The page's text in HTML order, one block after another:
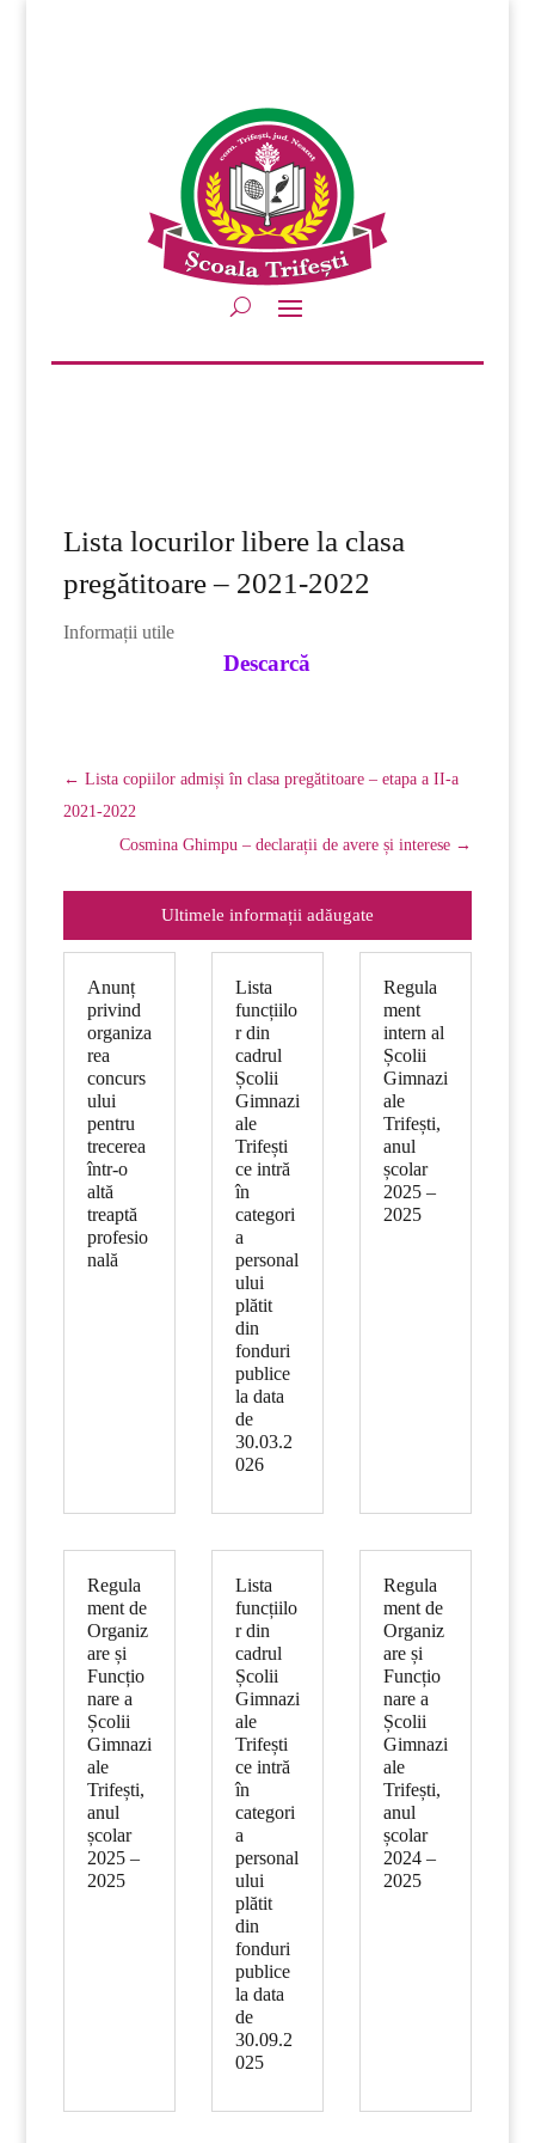
Lista locurilor libere la clasa
pregătitoare – 2021-2022
Informații utile
Descarcă
← Lista copiilor admiși în clasa pregătitoare – etapa a II-a
2021-2022
Cosmina Ghimpu – declarații de avere și interese →
Ultimele informații adăugate
Anunț
privind
organiza
rea
concurs
ului
pentru
trecerea
într-o
altă
treaptă
profesio
nală
Lista
funcțiilo
r din
cadrul
Școlii
Gimnazi
ale
Trifești
ce intră
în
categori
a
personal
ului
plătit
din
fonduri
publice
la data
de
30.03.2
026
Regula
ment
intern al
Școlii
Gimnazi
ale
Trifești,
anul
școlar
2025 –
2025
Regula
ment de
Organiz
are și
Funcțio
nare a
Școlii
Gimnazi
ale
Trifești,
anul
școlar
2025 –
2025
Lista
funcțiilo
r din
cadrul
Școlii
Gimnazi
ale
Trifești
ce intră
în
categori
a
personal
ului
plătit
din
fonduri
publice
la data
de
30.09.2
025
Regula
ment de
Organiz
are și
Funcțio
nare a
Școlii
Gimnazi
ale
Trifești,
anul
școlar
2024 –
2025